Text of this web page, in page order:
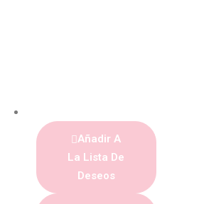
Añadir A
La Lista De
Deseos